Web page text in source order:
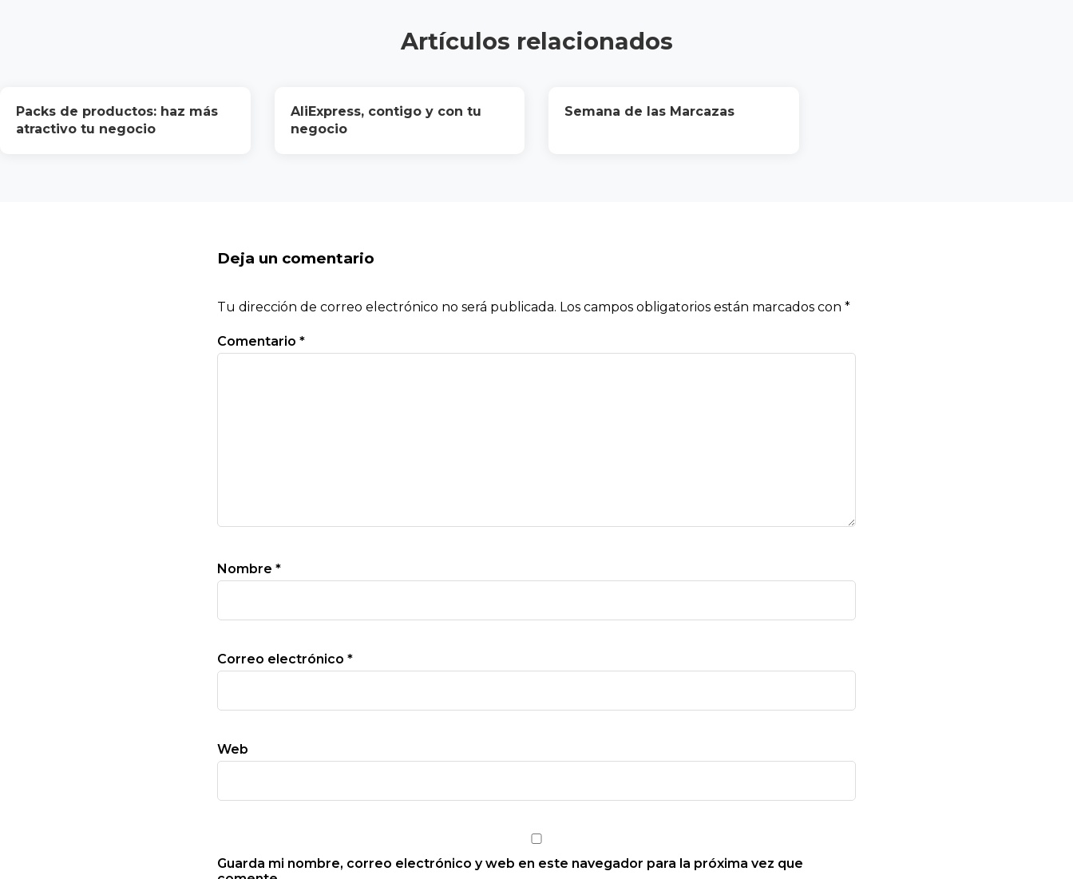
Artículos relacionados
Packs de productos: haz más
atractivo tu negocio
AliExpress, contigo y con tu
negocio
Semana de las Marcazas
Deja un comentario
Tu dirección de correo electrónico no será publicada. Los campos obligatorios están marcados con *
Comentario *
Nombre *
Correo electrónico *
Web
Guarda mi nombre, correo electrónico y web en este navegador para la próxima vez que